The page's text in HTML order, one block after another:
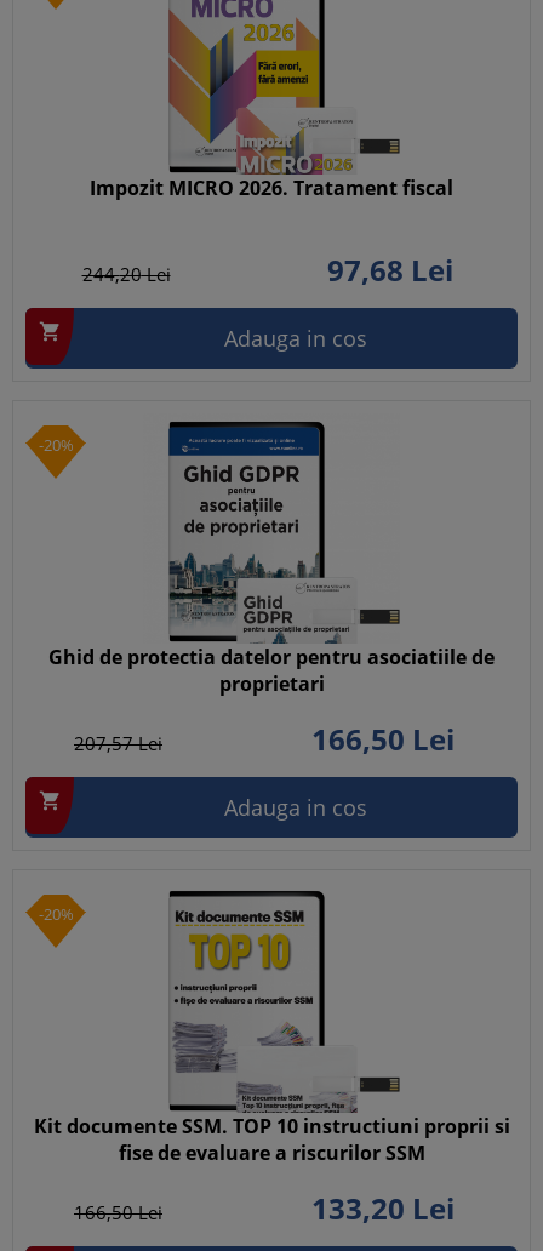
Impozit MICRO 2026. Tratament fiscal
244,20Lei 97,68 Lei
 Adauga in cos
-20%
Ghid de protectia datelor pentru asociatiile de
proprietari
207,57Lei 166,50 Lei
 Adauga in cos
-20%
Kit documente SSM. TOP 10 instructiuni proprii si
fise de evaluare a riscurilor SSM
166,50Lei 133,20 Lei